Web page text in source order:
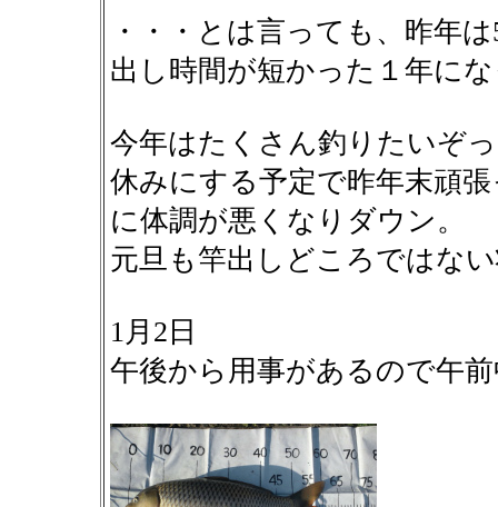
・・・とは言っても、昨年
出し時間が短かった１年に
今年はたくさん釣りたいぞ
休みにする予定で昨年末頑
に体調が悪くなりダウン。
元旦も竿出しどころではな
1月2日
午後から用事があるので午